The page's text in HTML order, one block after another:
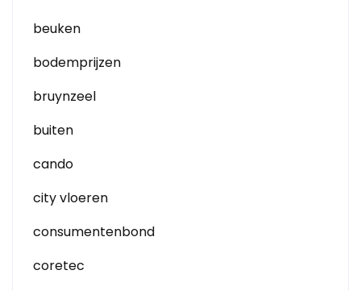
beuken
bodemprijzen
bruynzeel
buiten
cando
city vloeren
consumentenbond
coretec